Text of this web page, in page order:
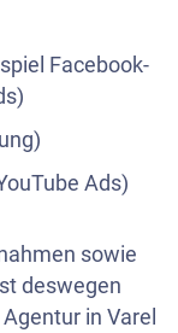
Facebook-
Ads)
sowie
deswegen
in Varel